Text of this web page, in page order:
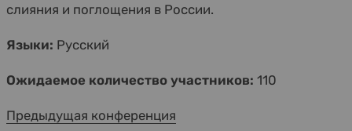
слияния и поглощения в России.
Языки: Русский
Ожидаемое количество участников: 110
Предыдущая конференция